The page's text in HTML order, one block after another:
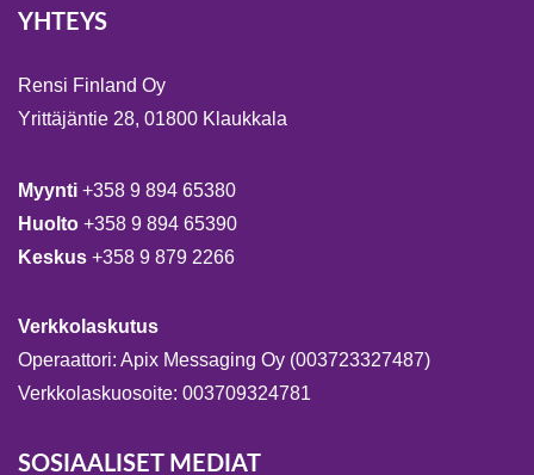
YHTEYS
Rensi Finland Oy
Yrittäjäntie 28, 01800 Klaukkala
Myynti +358 9 894 65380
Huolto +358 9 894 65390
Keskus +358 9 879 2266
Verkkolaskutus
Operaattori: Apix Messaging Oy (003723327487)
Verkkolaskuosoite: 003709324781
SOSIAALISET MEDIAT